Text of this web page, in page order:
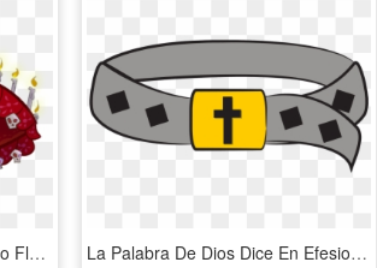
La Catrina Png - Centro Medico Flor De Loto, Transparent Png La Palabra De Dios Dice En Efesios - Cinturon De La Verdad Armadura De Dios, HD Png Download